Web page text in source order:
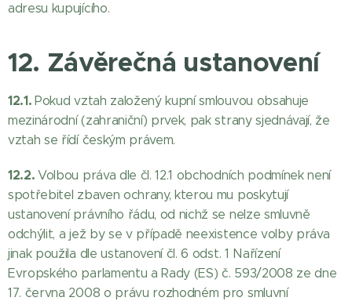
adresu kupujícího.
12. Závěrečná ustanovení
12.1.Pokud vztah založený kupní smlouvou obsahuje
mezinárodní (zahraniční) prvek, pak strany sjednávají, že
vztah se řídí českým právem.
12.2.Volbou práva dle čl. 12.1 obchodních podmínek není
spotřebitel zbaven ochrany, kterou mu poskytují
ustanovení právního řádu, od nichž se nelze smluvně
odchýlit, a jež by se v případě neexistence volby práva
jinak použila dle ustanovení čl. 6 odst. 1 Nařízení
Evropského parlamentu a Rady (ES) č. 593/2008 ze dne
17. června 2008 o právu rozhodném pro smluvní